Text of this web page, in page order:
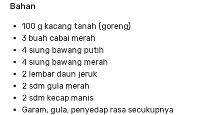
Bahan
100 g kacang tanah (goreng)
3 buah cabai merah
4 siung bawang putih
4 siung bawang merah
2 lembar daun jeruk
2 sdm gula merah
2 sdm kecap manis
Garam, gula, penyedap rasa secukupnya